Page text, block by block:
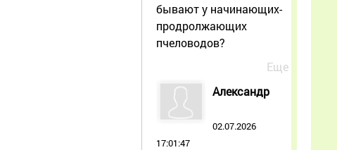
бывают у начинающих-
продролжающих
пчеловодов?
Еще
Александр
02.07.2026
17:01:47